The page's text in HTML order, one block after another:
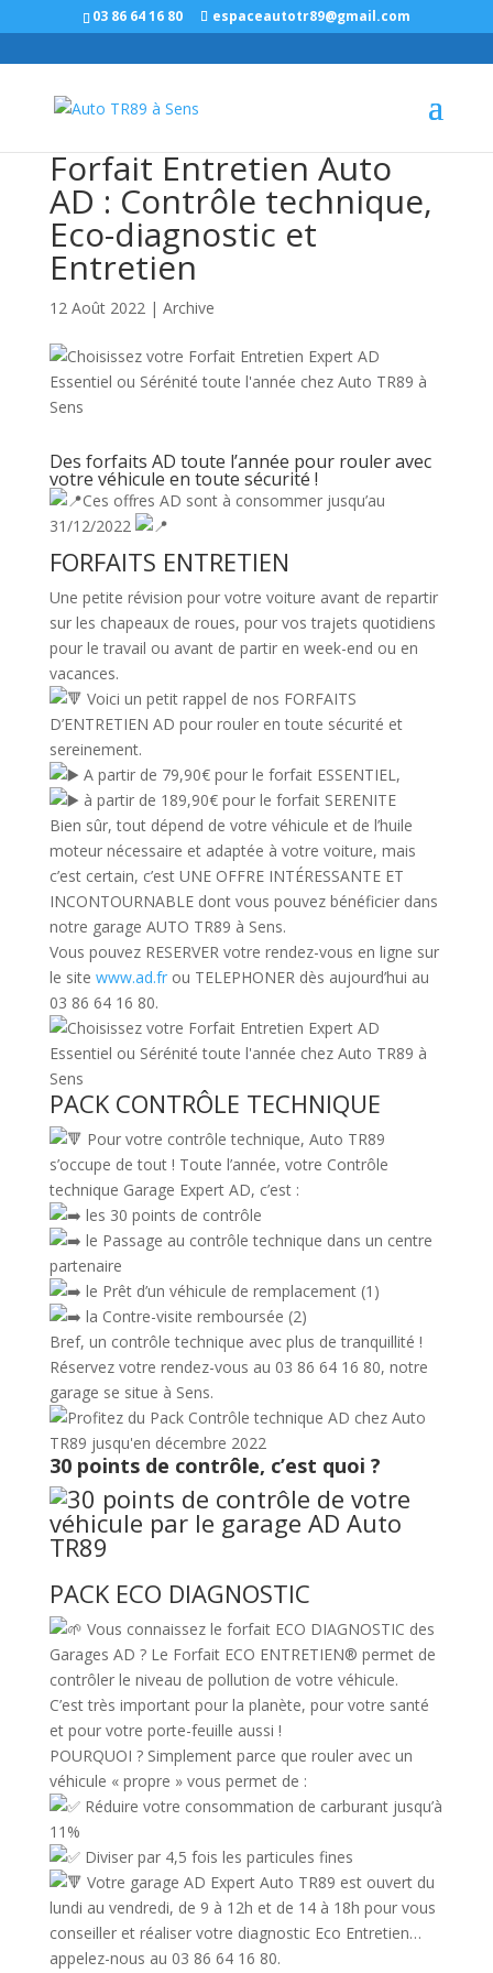
Panneau de gestion des cookies
03 86 64 16 80 espaceautotr89@gmail.com
Forfait Entretien Auto
AD : Contrôle technique,
Eco-diagnostic et
Entretien
12 Août 2022| Archive
Des forfaits AD toute l’année pour rouler avec
votre véhicule en toute sécurité !
Ces offres AD sont à consommer jusqu’au
31/12/2022
FORFAITS ENTRETIEN
Une petite révision pour votre voiture avant de repartir
sur les chapeaux de roues, pour vos trajets quotidiens
pour le travail ou avant de partir en week-end ou en
vacances.
Voici un petit rappel de nos FORFAITS
D’ENTRETIEN AD pour rouler en toute sécurité et
sereinement.
A partir de 79,90€ pour le forfait ESSENTIEL,
à partir de 189,90€ pour le forfait SERENITE
Bien sûr, tout dépend de votre véhicule et de l’huile
moteur nécessaire et adaptée à votre voiture, mais
c’est certain, c’est UNE OFFRE INTÉRESSANTE ET
INCONTOURNABLE dont vous pouvez bénéficier dans
notre garage AUTO TR89 à Sens.
Vous pouvez RESERVER votre rendez-vous en ligne sur
le site www.ad.frou TELEPHONER dès aujourd’hui au
03 86 64 16 80.
PACK CONTRÔLE TECHNIQUE
Pour votre contrôle technique, Auto TR89
s’occupe de tout ! Toute l’année, votre Contrôle
technique Garage Expert AD, c’est :
les 30 points de contrôle
le Passage au contrôle technique dans un centre
partenaire
le Prêt d’un véhicule de remplacement (1)
la Contre-visite remboursée (2)
Bref, un contrôle technique avec plus de tranquillité !
Réservez votre rendez-vous au 03 86 64 16 80, notre
garage se situe à Sens.
30 points de contrôle, c’est quoi ?
PACK ECO DIAGNOSTIC
Vous connaissez le forfait ECO DIAGNOSTIC des
Garages AD ? Le Forfait ECO ENTRETIEN® permet de
contrôler le niveau de pollution de votre véhicule.
C’est très important pour la planète, pour votre santé
et pour votre porte-feuille aussi !
POURQUOI ? Simplement parce que rouler avec un
véhicule « propre » vous permet de :
Réduire votre consommation de carburant jusqu’à
11%
Diviser par 4,5 fois les particules fines
Votre garage AD Expert Auto TR89 est ouvert du
lundi au vendredi, de 9 à 12h et de 14 à 18h pour vous
conseiller et réaliser votre diagnostic Eco Entretien…
appelez-nous au 03 86 64 16 80.